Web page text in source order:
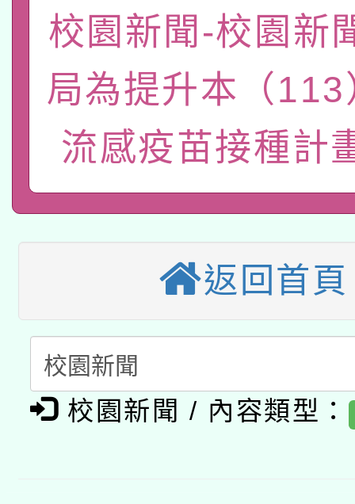
pilot」
有關大陸委員會函釋公
轉知經濟部水利署委託
業技術研究院辦理「
用水績優單位及節水達
動」
115年8月22日(星期六
桃園市孔廟祈福系列
2026年桃園地景藝術
「2026桃園藝術巡演
關事宜
適應運動共學行動站研
暨閱讀推動專業研習
科技賦能─人工智慧
礎課程
A3數位素養講師名單
「數位內容與教學軟體
pilot」
有關大陸委員會函釋公
校園新聞-校園新
局為提升本（
流感疫苗接種計
返回首頁
校園新聞 / 內容類型：